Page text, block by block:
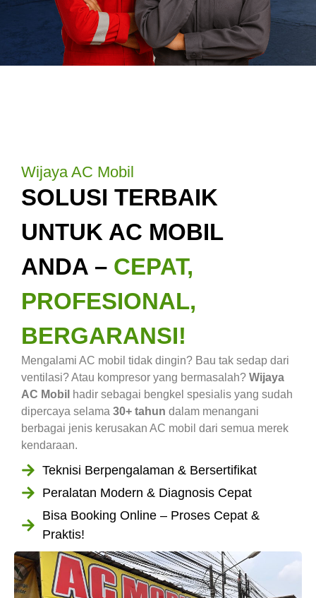
Wijaya AC Mobil
SOLUSI TERBAIK
UNTUK AC MOBIL
ANDA – CEPAT,
PROFESIONAL,
BERGARANSI!
Mengalami AC mobil tidak dingin? Bau tak sedap dari
ventilasi? Atau kompresor yang bermasalah? Wijaya
AC Mobil hadir sebagai bengkel spesialis yang sudah
dipercaya selama 30+ tahun dalam menangani
berbagai jenis kerusakan AC mobil dari semua merek
kendaraan.
Teknisi Berpengalaman & Bersertifikat
Peralatan Modern & Diagnosis Cepat
Bisa Booking Online – Proses Cepat &
Praktis!